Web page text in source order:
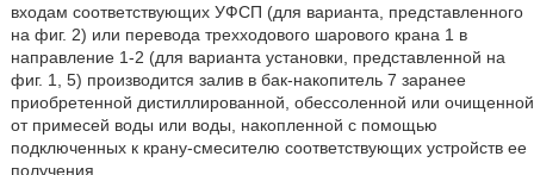
входам соответствующих УФСП (для варианта, представленного
на фиг. 2) или перевода трехходового шарового крана 1 в
направление 1-2 (для варианта установки, представленной на
фиг. 1, 5) производится залив в бак-накопитель 7 заранее
приобретенной дистиллированной, обессоленной или очищенной
от примесей воды или воды, накопленной с помощью
подключенных к крану-смесителю соответствующих устройств ее
получения.